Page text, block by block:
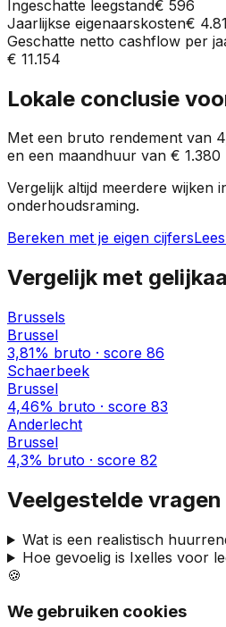
Ingeschatte leegstand€ 596
Jaarlijkse eigenaarskosten€
Geschatte netto cashflow per
€ 11.154
Lokale conclusie
Met een bruto rendement van
en een maandhuur van € 1.380
Vergelijk altijd meerdere wijken
onderhoudsraming.
Bereken met je eigen cijfers
Vergelijk met
Brussels
Brussel
3,81% bruto · score 86
Schaerbeek
Brussel
4,46% bruto · score 83
Anderlecht
Brussel
4,3% bruto · score 82
Veelgestelde
Wat is een realistisch
Hoe gevoelig is Ixelles voor
🍪
We gebruiken cookies